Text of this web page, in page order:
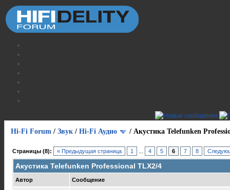
Hi-Fi Forum / Звук / Hi-Fi Аудио / Акустика Telefunken
Страницы (8): « Предыдущая страница 1 4 5 6 7 8
Акустика Telefunken Professional TLX2/4
Автор Сообщение